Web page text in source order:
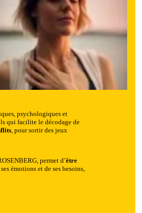
psychologiques et
qui facilite le décodage de
, pour sortir des jeux
permet d’être
émotions et de ses besoins,